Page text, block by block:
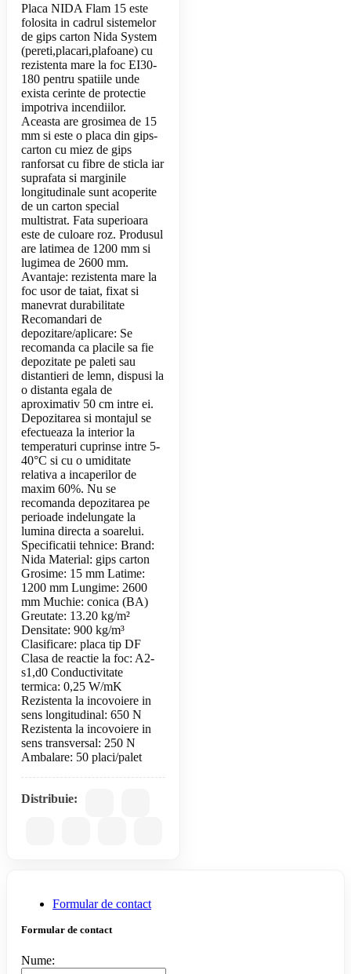
Placa NIDA Flam 15 este
folosita in cadrul sistemelor
de gips carton Nida System
(pereti,placari,plafoane) cu
rezistenta mare la foc EI30-
180 pentru spatiile unde
exista cerinte de protectie
impotriva incendiilor.
Aceasta are grosimea de 15
mm si este o placa din gips-
carton cu miez de gips
ranforsat cu fibre de sticla iar
suprafata si marginile
longitudinale sunt acoperite
de un carton special
multistrat. Fata superioara
este de culoare roz. Produsul
are latimea de 1200 mm si
lugimea de 2600 mm.
Avantaje: rezistenta mare la
foc usor de taiat, fixat si
manevrat durabilitate
Recomandari de
depozitare/aplicare: Se
recomanda ca placile sa fie
depozitate pe paleti sau
distantieri de lemn, dispusi la
o distanta egala de
aproximativ 50 cm intre ei.
Depozitarea si montajul se
efectueaza la interior la
temperaturi cuprinse intre 5-
40°C si cu o umiditate
relativa a incaperilor de
maxim 60%. Nu se
recomanda depozitarea pe
perioade indelungate la
lumina directa a soarelui.
Specificatii tehnice: Brand:
Nida Material: gips carton
Grosime: 15 mm Latime:
1200 mm Lungime: 2600
mm Muchie: conica (BA)
Greutate: 13.20 kg/m²
Densitate: 900 kg/m³
Clasificare: placa tip DF
Clasa de reactie la foc: A2-
s1,d0 Conductivitate
termica: 0,25 W/mK
Rezistenta la incovoiere in
sens longitudinal: 650 N
Rezistenta la incovoiere in
sens transversal: 250 N
Ambalare: 50 placi/palet
Distribuie:
Formular de contact
Formular de contact
Nume: